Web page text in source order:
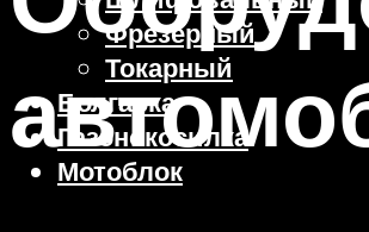
Фрезерный
Токарный
Болгарка
Газонокосилка
Мотоблок